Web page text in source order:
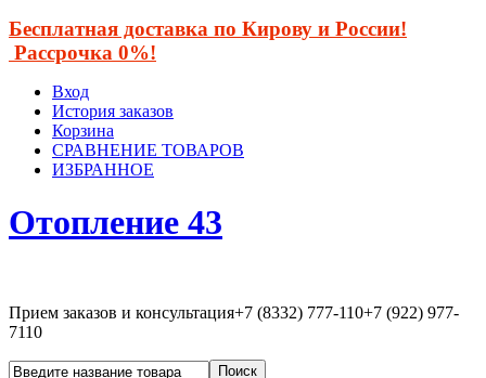
Бесплатная доставка по Кирову и России!
Рассрочка 0%!
Вход
История заказов
Корзина
СРАВНЕНИЕ ТОВАРОВ
ИЗБРАННОЕ
Отопление 43
Прием заказов и консультация+7 (8332) 777-110+7 (922) 977-
7110